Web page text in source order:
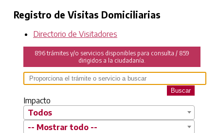
Registro de Visitas Domiciliarias
Directorio de Visitadores
896 trámites y/o servicios disponibles para consulta / 859
dirigidos a la ciudadanía.
Buscar
Impacto
Todos
-- Mostrar todo --